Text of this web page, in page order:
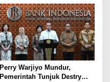
Perry Warjiyo Mundur,
Pemerintah Tunjuk Destry